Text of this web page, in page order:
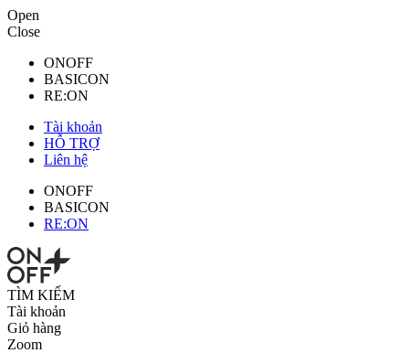
Open
Close
ONOFF
BASICON
RE:ON
Tài khoản
HỖ TRỢ
Liên hệ
ONOFF
BASICON
RE:ON
TÌM KIẾM
Tài khoản
Giỏ hàng
Zoom